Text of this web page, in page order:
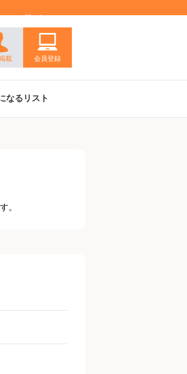
お問い合わせ
載 会員登録
なるリスト
。